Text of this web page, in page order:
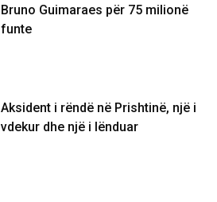
Bruno Guimaraes për 75 milionë
funte
Aksident i rëndë në Prishtinë, një i
vdekur dhe një i lënduar